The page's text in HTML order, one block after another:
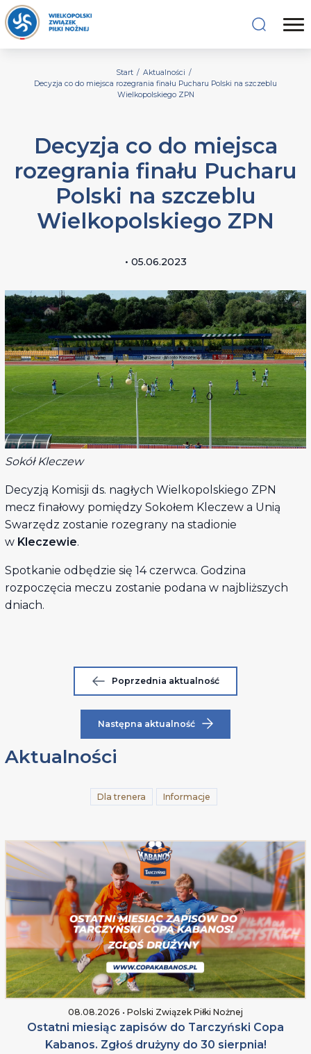
Start / Aktualności /
Decyzja co do miejsca rozegrania finału Pucharu Polski na szczeblu
Wielkopolskiego ZPN
Decyzja co do miejsca
rozegrania finału Pucharu
Polski na szczeblu
Wielkopolskiego ZPN
• 05.06.2023
Sokół Kleczew
Decyzją Komisji ds. nagłych Wielkopolskiego ZPN
mecz finałowy pomiędzy Sokołem Kleczew a Unią
Swarzędz zostanie rozegrany na stadionie
w Kleczewie.
Spotkanie odbędzie się 14 czerwca. Godzina
rozpoczęcia meczu zostanie podana w najbliższych
dniach.
Poprzednia aktualność
Następna aktualność
Aktualności
Dla trenera Informacje
08.08.2026 • Polski Związek Piłki Nożnej
Ostatni miesiąc zapisów do Tarczyński Copa
Kabanos. Zgłoś drużyny do 30 sierpnia!